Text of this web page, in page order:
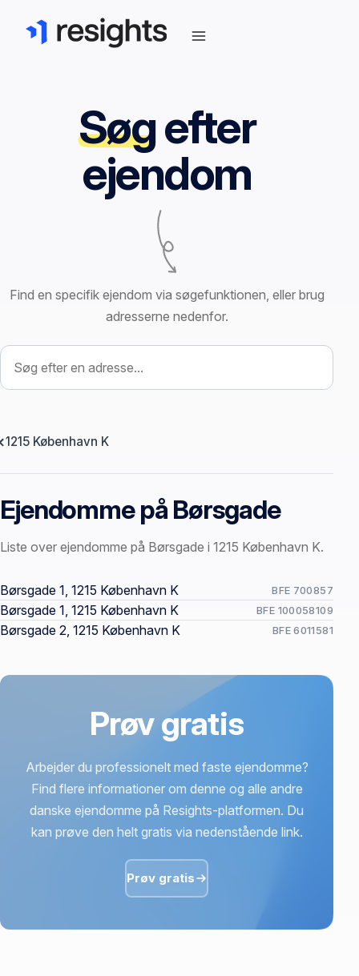
Søgefter
ejendom
Find en specifik ejendom via søgefunktionen, eller brug
adresserne nedenfor.
Søg efter ejendom
1215 København K
Ejendomme på Børsgade
Liste over ejendomme på Børsgade i 1215 København K.
Offentlige ejendomssider
Børsgade 1, 1215 København K BFE 700857
Børsgade 1, 1215 København K BFE 100058109
Børsgade 2, 1215 København K BFE 6011581
Prøv gratis
Arbejder du professionelt med faste ejendomme?
Find flere informationer om denne og alle andre
danske ejendomme på Resights-platformen. Du
kan prøve den helt gratis via nedenstående link.
Prøv gratis